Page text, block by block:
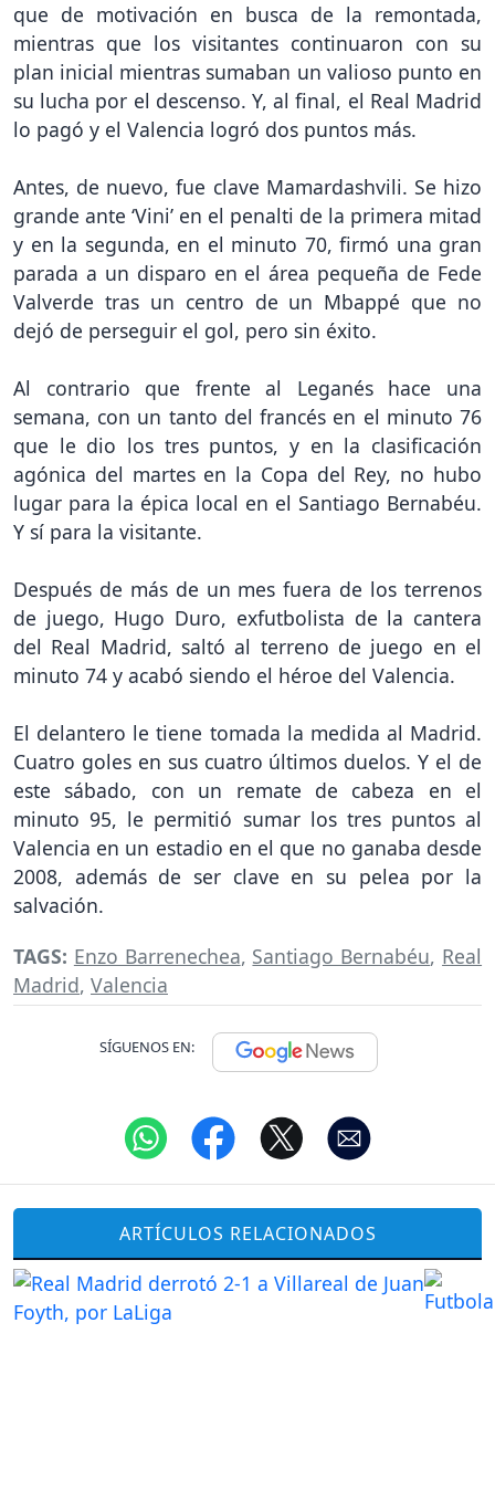
que de motivación en busca de la remontada,
mientras que los visitantes continuaron con su
plan inicial mientras sumaban un valioso punto en
su lucha por el descenso. Y, al final, el Real Madrid
lo pagó y el Valencia logró dos puntos más.
Antes, de nuevo, fue clave Mamardashvili. Se hizo
grande ante ‘Vini’ en el penalti de la primera mitad
y en la segunda, en el minuto 70, firmó una gran
parada a un disparo en el área pequeña de Fede
Valverde tras un centro de un Mbappé que no
dejó de perseguir el gol, pero sin éxito.
Al contrario que frente al Leganés hace una
semana, con un tanto del francés en el minuto 76
que le dio los tres puntos, y en la clasificación
agónica del martes en la Copa del Rey, no hubo
lugar para la épica local en el Santiago Bernabéu.
Y sí para la visitante.
Después de más de un mes fuera de los terrenos
de juego, Hugo Duro, exfutbolista de la cantera
del Real Madrid, saltó al terreno de juego en el
minuto 74 y acabó siendo el héroe del Valencia.
El delantero le tiene tomada la medida al Madrid.
Cuatro goles en sus cuatro últimos duelos. Y el de
este sábado, con un remate de cabeza en el
minuto 95, le permitió sumar los tres puntos al
Valencia en un estadio en el que no ganaba desde
2008, además de ser clave en su pelea por la
salvación.
TAGS: Enzo Barrenechea, Santiago Bernabéu, Real
Madrid, Valencia
SÍGUENOS EN:
ARTÍCULOS RELACIONADOS